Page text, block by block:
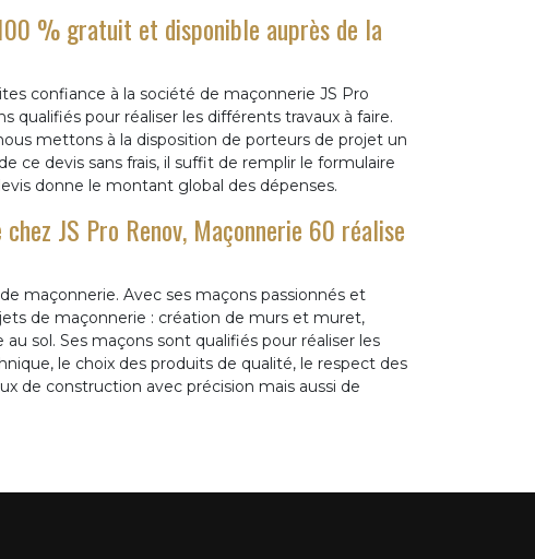
% gratuit et disponible auprès de la
confiance à la société de maçonnerie JS Pro
qualifiés pour réaliser les différents travaux à faire.
mettons à la disposition de porteurs de projet un
ce devis sans frais, il suffit de remplir le formulaire
donne le montant global des dépenses.
JS Pro Renov, Maçonnerie 60 réalise
maçonnerie. Avec ses maçons passionnés et
de maçonnerie : création de murs et muret,
sol. Ses maçons sont qualifiés pour réaliser les
le choix des produits de qualité, le respect des
de construction avec précision mais aussi de